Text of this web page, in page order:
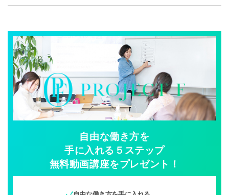
自由な働き方を
手に入れる５ステップ
無料動画講座をプレゼント！